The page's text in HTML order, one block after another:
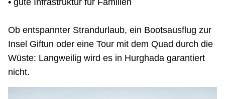
• gute Infrastruktur für Familien
Ob entspannter Strandurlaub, ein Bootsausflug zur
Insel Giftun oder eine Tour mit dem Quad durch die
Wüste: Langweilig wird es in Hurghada garantiert
nicht.